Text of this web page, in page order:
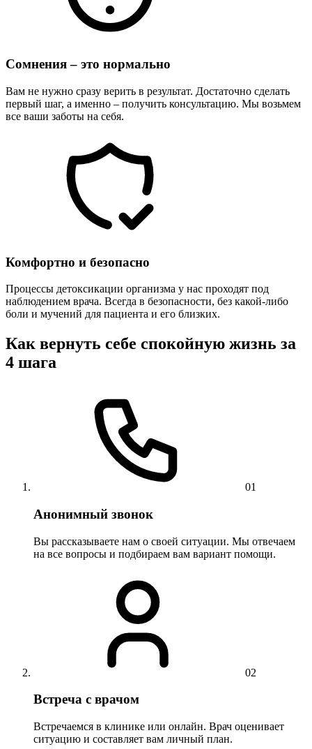
Сомнения – это нормально
Вам не нужно сразу верить в результат. Достаточно сделать
первый шаг, а именно – получить консультацию. Мы возьмем
все ваши заботы на себя.
Комфортно и безопасно
Процессы детоксикации организма у нас проходят под
наблюдением врача. Всегда в безопасности, без какой-либо
боли и мучений для пациента и его близких.
Как вернуть себе спокойную жизнь за
4 шага
01
Анонимный звонок
Вы рассказываете нам о своей ситуации. Мы отвечаем
на все вопросы и подбираем вам вариант помощи.
02
Встреча с врачом
Встречаемся в клинике или онлайн. Врач оценивает
ситуацию и составляет вам личный план.